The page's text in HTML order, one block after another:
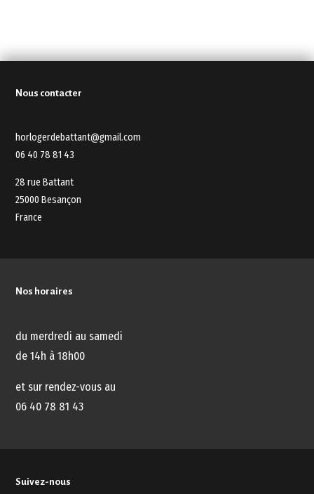
Nous contacter
horlogerdebattant@gmail.com
06 40 78 81 43
28 rue Battant
25000 Besançon
France
Nos horaires
du merdredi au samedi
de 14h à 18h00
et sur rendez-vous au
06 40 78 81 43
Suivez-nous